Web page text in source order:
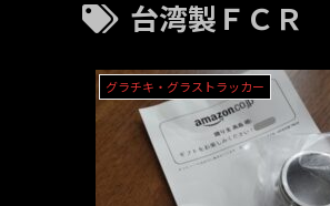
台湾製ＦＣＲ
グラチキ・グラストラッカー